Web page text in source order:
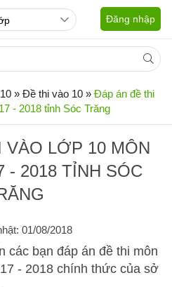
Đăng nhập
» Đề thi vào 10 » Đáp án đề thi
- 2018 tỉnh Sóc Trăng
LỚP 10 MÔN
- 2018 TỈNH SÓC
01/08/2018
các bạn đáp án đề thi môn
- 2018 chính thức của sở